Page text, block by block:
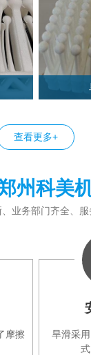
查看更多+
州科美
业务部门齐全、服
摩擦
旱滑采